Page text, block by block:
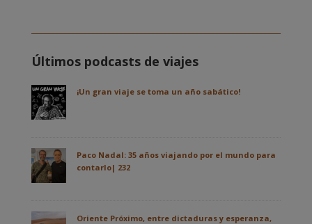
Últimos podcasts de viajes
¡Un gran viaje se toma un año sabático!
Paco Nadal: 35 años viajando por el mundo para
contarlo| 232
Oriente Próximo, entre dictaduras y esperanza,